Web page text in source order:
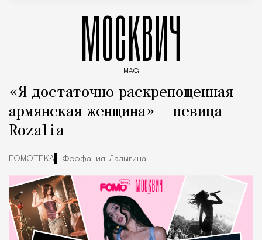
МОСКВИЧ
MAG
«Я достаточно раскрепощенная
армянская женщина» — певица
Rozalia
FOMOTEKA Феофания Ладыгина